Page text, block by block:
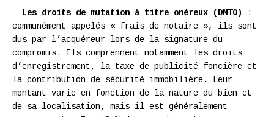
– Les droits de mutation à titre onéreux (DMTO)
:
communément appelés « frais de notaire », ils sont
dus par l’acquéreur lors de la signature du
compromis. Ils comprennent notamment les droits
d’enregistrement, la taxe de publicité foncière et
la contribution de sécurité immobilière. Leur
montant varie en fonction de la nature du bien et
de sa localisation, mais il est généralement